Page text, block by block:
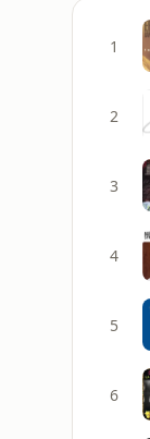
1
2
3
4
5
6